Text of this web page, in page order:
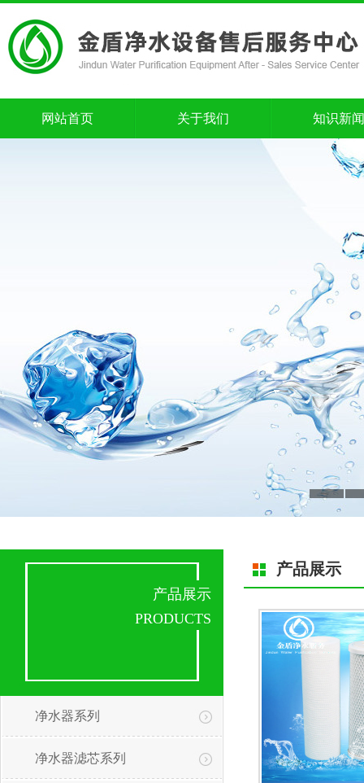
网站首页
网站首页
关于我们 知识新闻
产品展示
PRODUCTS
净水器系列
净水器滤芯系列
产品展示